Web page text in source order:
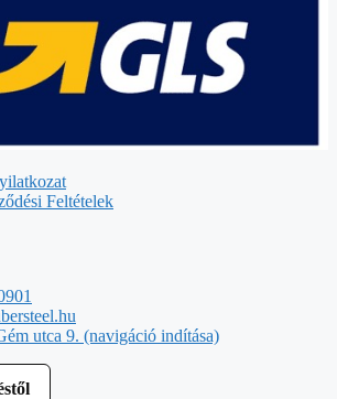
Feltételek
utca 9. (navigáció indítása)